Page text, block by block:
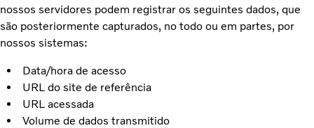
nossos servidores podem registrar os seguintes dados, que
são posteriormente capturados, no todo ou em partes, por
nossos sistemas:
Data/hora de acesso
URL do site de referência
URL acessada
Volume de dados transmitido